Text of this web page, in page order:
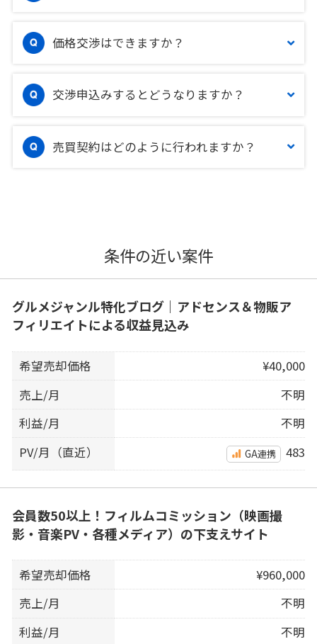
価格交渉はできますか？
交渉申込みするとどうなりますか？
売買契約はどのように行われますか？
条件の近い案件
グルメジャンル特化ブログ｜アドセンス＆物販ア
フィリエイトによる収益見込み
希望売却価格
¥40,000
売上/月
不明
利益/月
不明
PV/月（直近）
GA連携 483
会員数50以上！フィルムコミッション（映画撮
影・音楽PV・各種メディア）の下支えサイト
希望売却価格
¥960,000
売上/月
不明
利益/月
不明